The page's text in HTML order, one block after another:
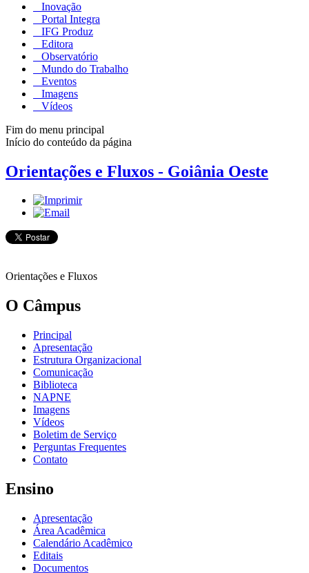
Inovação
Portal Integra
IFG Produz
Editora
Observatório
Mundo do Trabalho
Eventos
Imagens
Vídeos
Fim do menu principal
Início do conteúdo da página
Orientações e Fluxos - Goiânia Oeste
Orientações e Fluxos
O Câmpus
Principal
Apresentação
Estrutura Organizacional
Comunicação
Biblioteca
NAPNE
Imagens
Vídeos
Boletim de Serviço
Perguntas Frequentes
Contato
Ensino
Apresentação
Área Acadêmica
Calendário Acadêmico
Editais
Documentos